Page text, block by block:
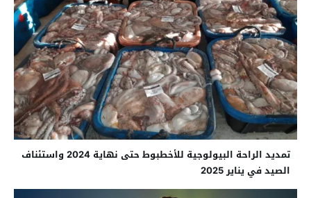
تمديد الراحة البيولوجية للأخطبوط حتى نهاية 2024 واستئناف
الصيد في يناير 2025